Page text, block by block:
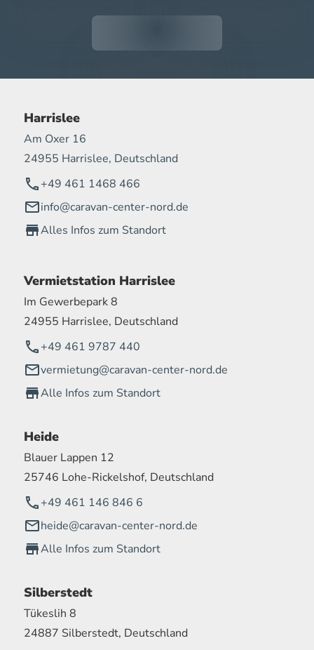
Harrislee
Am Oxer 16
24955 Harrislee, Deutschland
+49 461 1468 466
info@caravan-center-nord.de
Alles Infos zum Standort
Vermietstation Harrislee
Im Gewerbepark 8
24955 Harrislee, Deutschland
+49 461 9787 440
vermietung@caravan-center-nord.de
Alle Infos zum Standort
Heide
Blauer Lappen 12
25746 Lohe-Rickelshof, Deutschland
+49 461 146 846 6
heide@caravan-center-nord.de
Alle Infos zum Standort
Silberstedt
Tükeslih 8
24887 Silberstedt, Deutschland